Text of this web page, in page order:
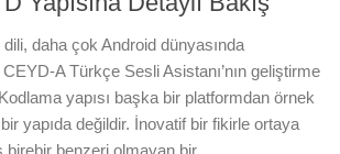
daha çok Android dünyasında
CEYD-A Türkçe Sesli Asistanı’nın geliştirme
yapısı başka bir platformdan örnek
bir yapıda değildir. İnovatif bir fikirle ortaya
birebir benzeri olmayan bir